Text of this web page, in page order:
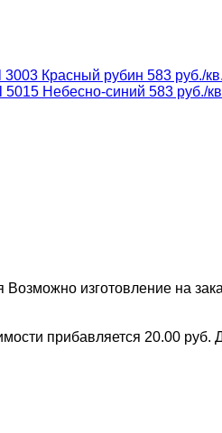
Красный рубин 583 руб./
5015 Небесно-синий 583 руб./
Возможно изготовление на
прибавляется 20.00 руб.